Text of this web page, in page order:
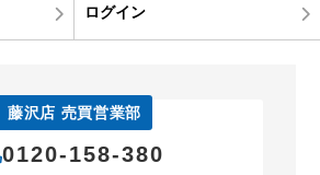
ログイン
藤沢店 売買営業部
0120-158-380